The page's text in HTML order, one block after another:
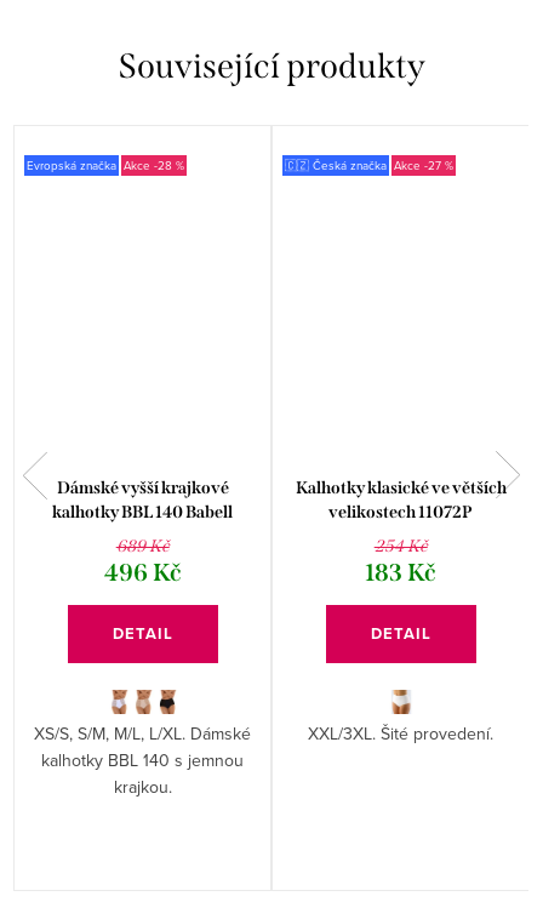
Související produkty
Evropská značka -28 %
Dámské vyšší krajkové
kalhotky BBL 140 Babell
689 Kč
496 Kč
DETAIL
XS/S, S/M, M/L, L/XL. Dámské
kalhotky BBL 140 s jemnou
krajkou.
🇨🇿 Česká značka -27 %
Kalhotky klasické ve větších
velikostech 11072P
254 Kč
183 Kč
DETAIL
XXL/3XL. Šité provedení.